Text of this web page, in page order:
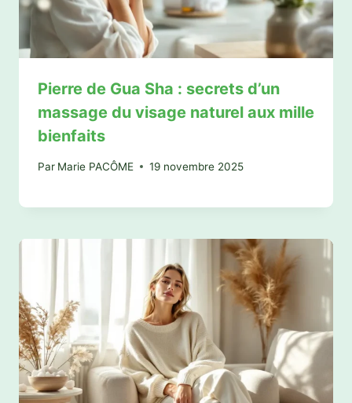
Pierre de Gua Sha : secrets d’un
massage du visage naturel aux mille
bienfaits
Par Marie PACÔME 19 novembre 2025